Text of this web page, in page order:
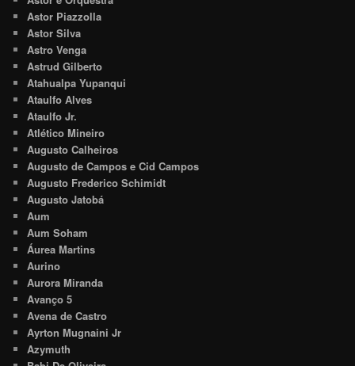
Astor Piazzolla
Astor Silva
Astro Venga
Astrud Gilberto
Atahualpa Yupanqui
Ataulfo Alves
Ataulfo Jr.
Atlético Mineiro
Augusto Calheiros
Augusto de Campos e Cid Campos
Augusto Frederico Schimidt
Augusto Jatobá
Aum
Aum Soham
Áurea Martins
Aurino
Aurora Miranda
Avanço 5
Avena de Castro
Ayrton Mugnaini Jr
Azymuth